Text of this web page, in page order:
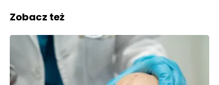
Zobacz też